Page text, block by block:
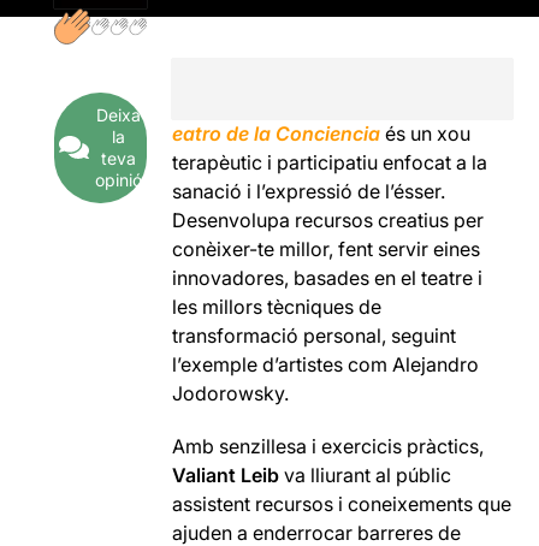
Deixa
la
teva
opinió
eatro de la Conciencia és un xou
terapèutic i participatiu enfocat a la
sanació i l’expressió de l’ésser.
Desenvolupa recursos creatius per
conèixer-te millor, fent servir eines
innovadores, basades en el teatre i
les millors tècniques de
transformació personal, seguint
l’exemple d’artistes com Alejandro
Jodorowsky.
Amb senzillesa i exercicis pràctics,
Valiant Leib va ​​lliurant al públic
assistent recursos i coneixements que
ajuden a enderrocar barreres de